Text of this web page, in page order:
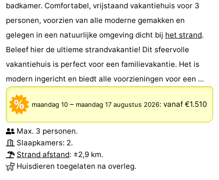
badkamer. Comfortabel, vrijstaand vakantiehuis voor 3
personen, voorzien van alle moderne gemakken en
gelegen in een natuurlijke omgeving dicht bij het strand.
Beleef hier de ultieme strandvakantie! Dit sfeervolle
vakantiehuis is perfect voor een familievakantie. Het is
modern ingericht en biedt alle voorzieningen voor een ...
maandag 10 – maandag 17 augustus 2026: vanaf €1.510
Max. 3 personen.
Slaapkamers: 2.
Strand afstand: ±2,9 km.
Huisdieren toegelaten na overleg.